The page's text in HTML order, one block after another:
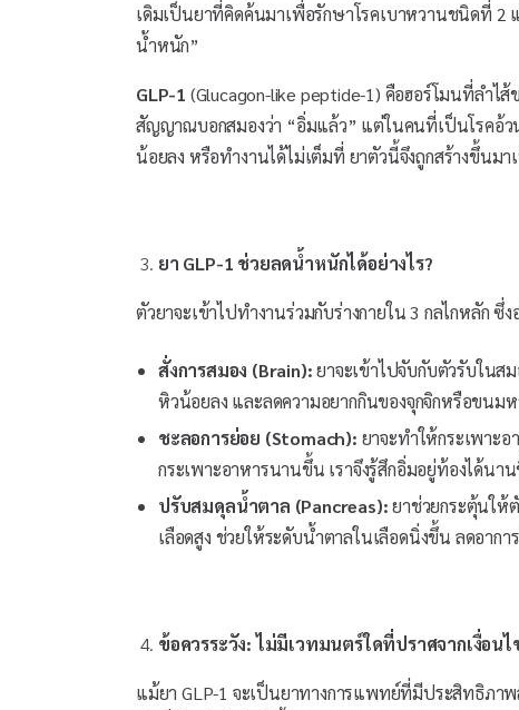
เดิมเป็นยาที่คิดค้นมาเพื่อรักษาโรคเบาหวานชนิดที่
น้ำหนัก”
GLP-1 (Glucagon-like peptide-1) คือฮอร์โมนที่ลำไ
สัญญาณบอกสมองว่า “อิ่มแล้ว” แต่ในคนที่เป็นโรคอ้
น้อยลง หรือทำงานได้ไม่เต็มที่ ยาตัวนี้จึงถูกสร้างขึ้นม
ยา GLP-1 ช่วยลดน้ำหนักได้อย่างไร?
ตัวยาจะเข้าไปทำงานร่วมกับร่างกายใน 3 กลไกหลัก ซึ่
สั่งการสมอง (Brain):ยาจะเข้าไปจับกับตัวรับในส
หิวน้อยลง และลดความอยากกินของจุกจิกหรือขนม
ชะลอการย่อย (Stomach): ยาจะทำให้กระเพาะ
กระเพาะอาหารนานขึ้น เราจึงรู้สึกอิ่มอยู่ท้องได้นา
ปรับสมดุลน้ำตาล (Pancreas):ยาช่วยกระตุ้นให้
เลือดสูง ช่วยให้ระดับน้ำตาลในเลือดนิ่งขึ้น ลดอากา
ข้อควรระวัง: ไม่มีเวทมนตร์ใดที่ปราศจากเงื่อนไ
แม้ยา GLP-1 จะเป็นยาทางการแพทย์ที่มีประสิทธิภา